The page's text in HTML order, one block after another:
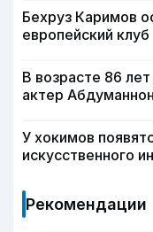
Бехруз Каримов
европейский клуб
В возрасте 86
актер
У хокимов
искусственного
Рекомендации